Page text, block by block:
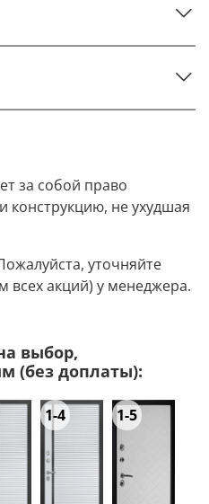
за собой право
конструкцию, не ухудшая
уточняйте
всех акций) у менеджера.
выбор,
(без доплаты):
1-4 1-5